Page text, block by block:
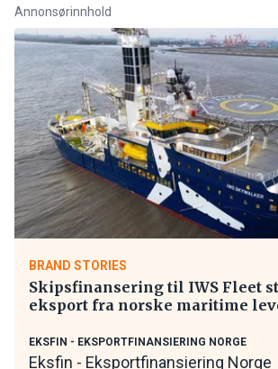
Annonsørinnhold
BRAND STORIES
Skipsfinansering til IWS Fleet
eksport fra norske maritime
EKSFIN - EKSPORTFINANSIERING NORGE
Eksfin - Eksportfinansiering Norge